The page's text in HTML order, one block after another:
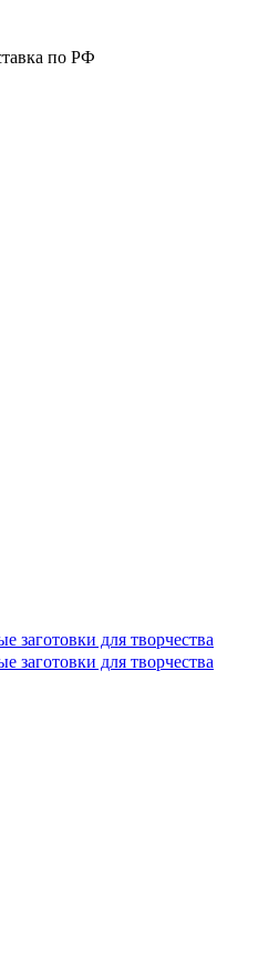
по РФ
заготовки для творчества
заготовки для творчества